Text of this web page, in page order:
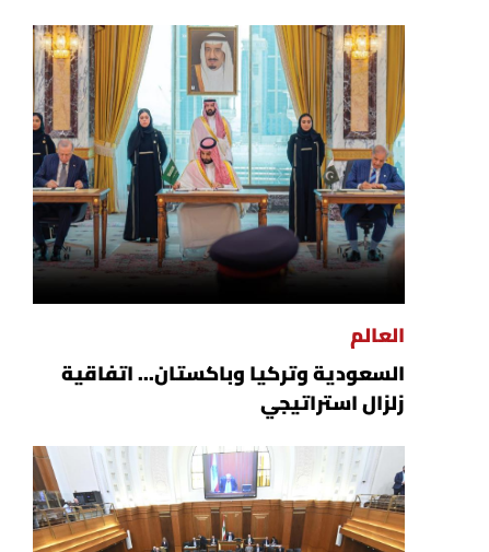
العالم
السعودية وتركيا وباكستان... اتفاقية
زلزال استراتيجي